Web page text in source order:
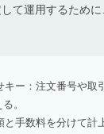
て運用するため
キー：注文番号や取
。
手数料を分けて計